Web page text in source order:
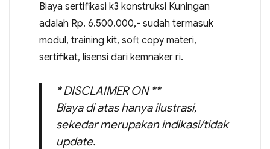
Biaya sertifikasi k3 konstruksi Kuningan
adalah Rp. 6.500.000,- sudah termasuk
modul, training kit, soft copy materi,
sertifikat, lisensi dari kemnaker ri.
* DISCLAIMER ON **
Biaya di atas hanya ilustrasi,
sekedar merupakan indikasi/tidak
update.